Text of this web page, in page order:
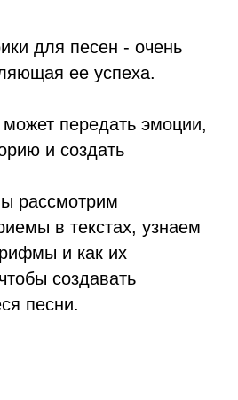
для песен - очень
ее успеха.
передать эмоции,
и создать
рассмотрим
в текстах, узнаем
и как их
создавать
песни.